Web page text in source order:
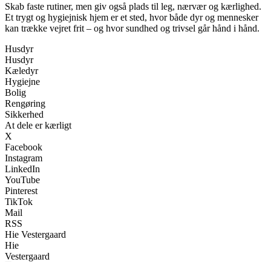
Skab faste rutiner, men giv også plads til leg, nærvær og kærlighed.
Et trygt og hygiejnisk hjem er et sted, hvor både dyr og mennesker
kan trække vejret frit – og hvor sundhed og trivsel går hånd i hånd.
Husdyr
Husdyr
Kæledyr
Hygiejne
Bolig
Rengøring
Sikkerhed
At dele er kærligt
X
Facebook
Instagram
LinkedIn
YouTube
Pinterest
TikTok
Mail
RSS
Hie Vestergaard
Hie
Vestergaard